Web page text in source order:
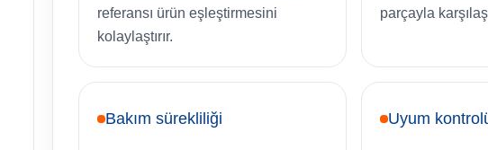
referansı ürün eşleştirmesini
kolaylaştırır.
parçayla
Bakım sürekliliği Uyum